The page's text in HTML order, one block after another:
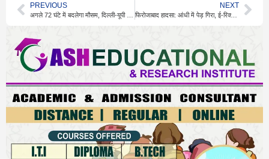
PREVIOUS NEXT
फिरोजाबाद हादसा: आंधी में पेड़ गिरा, ई-रिक्शा सवार 5 की मौत